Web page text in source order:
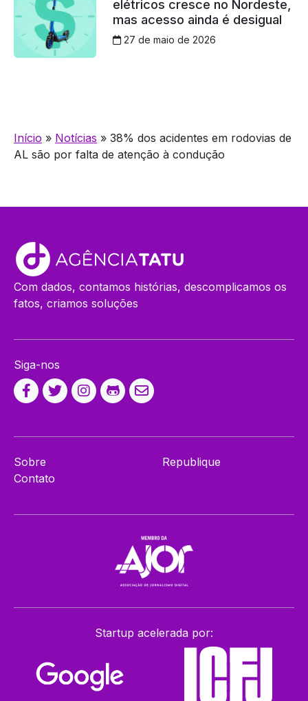
elétricos cresce no Nordeste,
mas acesso ainda é desigual
27 de maio de 2026
Início » Notícias » 38% dos acidentes em rodovias de
AL são por falta de atenção à condução
Com dados, contamos histórias, descomplicamos os
fatos, criamos soluções
Siga-nos
Sobre
Contato
Republique
Startup acelerada por: